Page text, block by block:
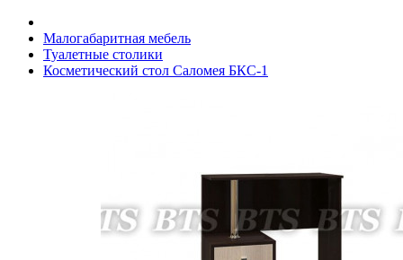
Малогабаритная мебель
Туалетные столики
Косметический стол Саломея БКС-1